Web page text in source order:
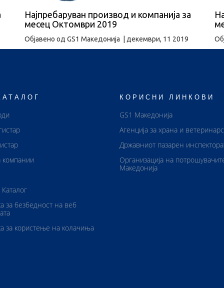
Најпребаруван производ и компанија за
месец Октомври 2019
Објавено од GS1 Македонија декември, 11 2019
за безбедност на веб
за користење на колачиња
КОРИСНИ ЛИНКОВИ
GS1 Македонија
Агенција за храна и
Државниот пазарен
Организација на
Македонија